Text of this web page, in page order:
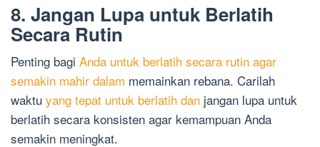
8. Jangan Lupa untuk Berlatih
Secara Rutin
Penting bagi Anda untuk berlatih secara rutin agar
semakin mahir dalam memainkan rebana. Carilah
waktu yang tepat untuk berlatih dan jangan lupa untuk
berlatih secara konsisten agar kemampuan Anda
semakin meningkat.